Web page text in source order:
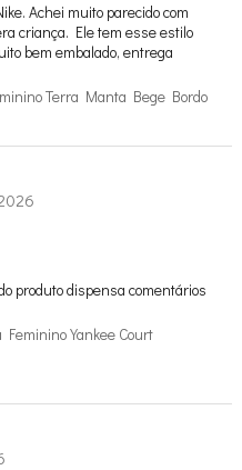
Achei muito parecido com
criança. Ele tem esse estilo
bem embalado, entrega
Terra Manta Bege Bordo
produto dispensa comentários
Yankee Court